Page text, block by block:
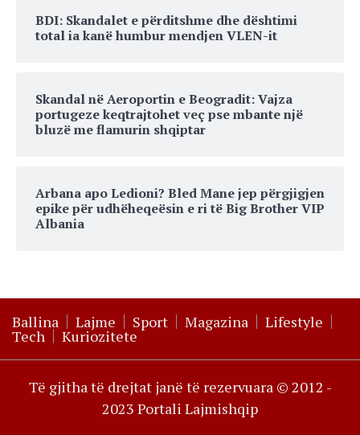
BDI: Skandalet e përditshme dhe dështimi
total ia kanë humbur mendjen VLEN-it
Skandal në Aeroportin e Beogradit: Vajza
portugeze keqtrajtohet veç pse mbante një
bluzë me flamurin shqiptar
Arbana apo Ledioni? Bled Mane jep përgjigjen
epike për udhëheqeësin e ri të Big Brother VIP
Albania
Ballina Lajme Sport Magazina Lifestyle
Tech Kuriozitete
Të gjitha të drejtat janë të rezervuara © 2012 -
2023 Portali Lajmishqip